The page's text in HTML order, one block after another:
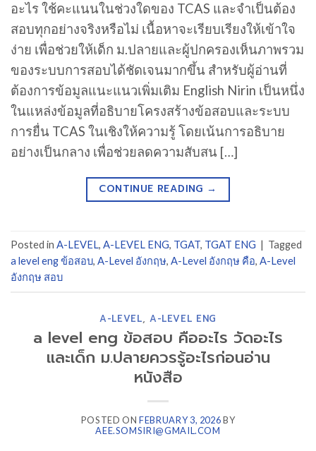
อะไร ใช้คะแนนในช่วงใดของ TCAS และจำเป็นต้อง
สอบทุกอย่างจริงหรือไม่ เนื้อหาจะเรียบเรียงให้เข้าใจ
ง่าย เพื่อช่วยให้เด็ก ม.ปลายและผู้ปกครองเห็นภาพรวม
ของระบบการสอบได้ชัดเจนมากขึ้น สำหรับผู้อ่านที่
ต้องการข้อมูลแนะแนวเพิ่มเติม English Nirin เป็นหนึ่ง
ในแหล่งข้อมูลที่อธิบายโครงสร้างข้อสอบและระบบ
การยื่น TCAS ในเชิงให้ความรู้ โดยเน้นการอธิบาย
อย่างเป็นกลาง เพื่อช่วยลดความสับสน […]
CONTINUE READING →
Posted in A-LEVEL, A-LEVEL ENG, TGAT, TGAT ENG | Tagged
a level eng ข้อสอบ, A-Level อังกฤษ, A-Level อังกฤษ คือ, A-Level
อังกฤษ สอบ
A-LEVEL, A-LEVEL ENG
a level eng ข้อสอบ คืออะไร วัดอะไร
และเด็ก ม.ปลายควรรู้อะไรก่อนอ่าน
หนังสือ
POSTED ONFEBRUARY 3, 2026BY
AEE.SOMSIRI@GMAIL.COM